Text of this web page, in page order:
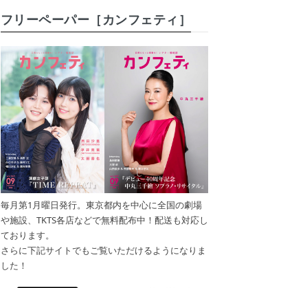
フリーペーパー［カンフェティ］
毎月第1月曜日発行。東京都内を中心に全国の劇場
や施設、TKTS各店などで無料配布中！配送も対応し
ております。
さらに下記サイトでもご覧いただけるようになりま
した！